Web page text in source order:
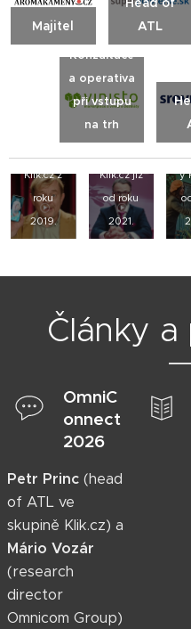
Majitel
ATL
Konzultace
a operativa
při vstupu
na trh
Reklamní
Klik.cz z
roku
2019.
Agenta s
povolení
m
srovnávat
Klik.cz již
od roku
2021.
ní
ý
Články
OmniC
onnect
2026
Petr Princ (head
of ATL ve
skupině Klik.cz) a
Mário Vozár
(research
director
Omnicom Group)